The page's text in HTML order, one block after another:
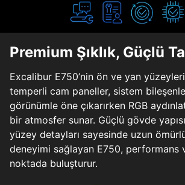
Premium Şıklık, Güçlü
Excalibur E750’nin ön ve yan
temperli cam paneller, sistem
görünümle öne çıkarırken RGB
bir atmosfer sunar. Güçlü gövde
yüzey detayları sayesinde uzun
deneyimi sağlayan E750, performans
noktada buluşturur.